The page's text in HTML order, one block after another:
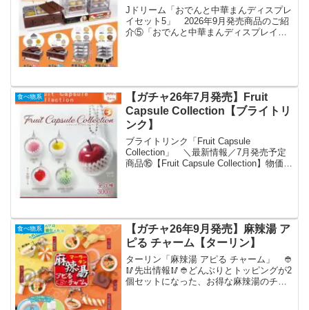
Jドリーム「おでんと中華まんディスプレ
イセット5」 2026年9月発売商品のご紹
介⑤「おでんと中華まんディスプレイセ
食べ物系
【ガチャ26年7月発売】Fruit
Capsule Collection【ブライトリ
ンク】
ブライトリンク「Fruit Capsule
Collection」 ＼最新情報／7月発売予定
商品⑯【Fruit Capsule Collection】物価高
食べ物系
【ガチャ26年9月発売】麻辣湯 ア
ピる チャーム【ターリン】
ターリン「麻辣湯 アピる チャーム」 👲
🥢先出情報🥢👲どんぶりとトッピングが2
個セットになった、お得な麻辣湯のチャ